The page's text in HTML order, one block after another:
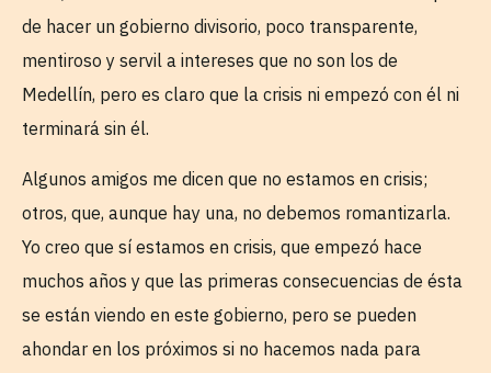
de hacer un gobierno divisorio, poco transparente,
mentiroso y servil a intereses que no son los de
Medellín, pero es claro que la crisis ni empezó con él ni
terminará sin él.
Algunos amigos me dicen que no estamos en crisis;
otros, que, aunque hay una, no debemos romantizarla.
Yo creo que sí estamos en crisis, que empezó hace
muchos años y que las primeras consecuencias de ésta
se están viendo en este gobierno, pero se pueden
ahondar en los próximos si no hacemos nada para